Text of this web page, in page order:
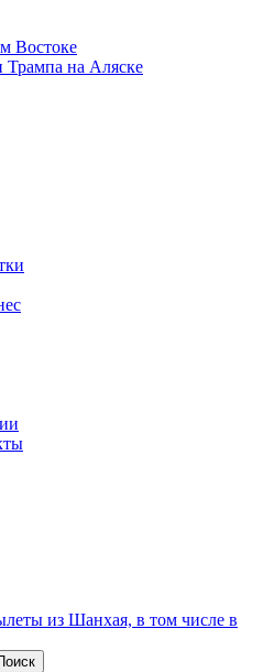
Востоке
Трампа на Аляске
из Шанхая, в том числе в